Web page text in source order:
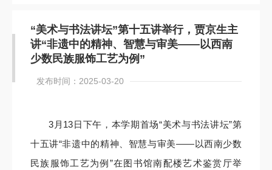
“美术与书法讲坛”第十五讲举行，贾京生主
讲“非遗中的精神、智慧与审美——以西南
少数民族服饰工艺为例”
发布时间：2025-03-20
3月13日下午，本学期首场“美术与书法讲坛”第
十五讲“非遗中的精神、智慧与审美——以西南少数
民族服饰工艺为例”在图书馆南配楼艺术鉴赏厅举